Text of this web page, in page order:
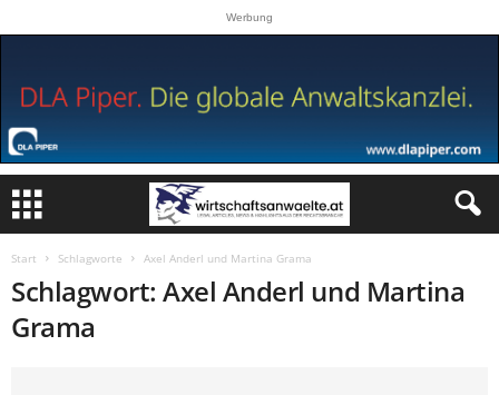
Werbung
Start Schlagworte Axel Anderl und Martina Grama
Schlagwort: Axel Anderl und Martina
Grama